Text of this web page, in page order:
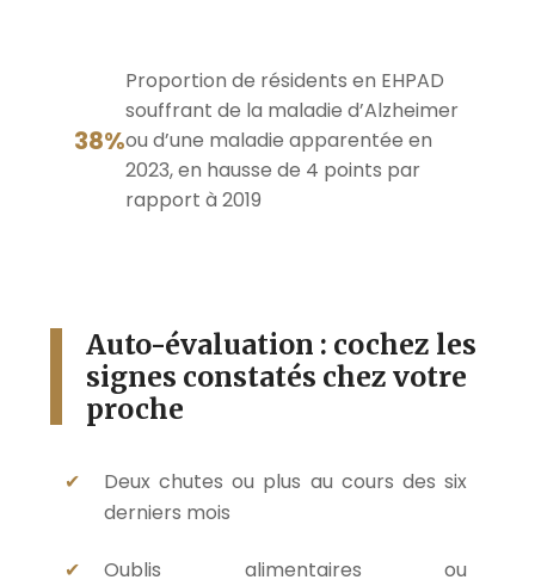
38%
Proportion de résidents en EHPAD
souffrant de la maladie d’Alzheimer
ou d’une maladie apparentée en
2023, en hausse de 4 points par
rapport à 2019
Auto-évaluation : cochez les
signes constatés chez votre
proche
Deux chutes ou plus au cours des six
derniers mois
Oublis alimentaires ou